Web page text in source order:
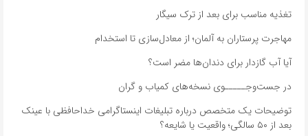
تغذیه مناسب برای بعد از ترک سیگار
مهاجرت پرستاران به آلمان؛ از معادل‌سازی تا استخدام
آیا آب گازدار برای دندان‌ها مضر است؟
در جست‌وجـــــوی نسخه‌های کمیاب و گران
توضیحات یک متخصص درباره تبلیغات اینستاگرامی خداحافظی با عینک
بعد از ۵۰ سالگی؛ واقعیت یا شایعه؟